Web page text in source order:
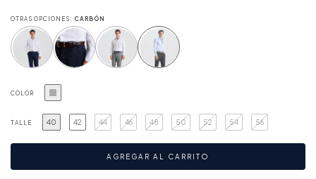
OTRAS OPCIONES: CARBÓN
COLOR
TALLE 40 42 44 46 48 50 52 54 56